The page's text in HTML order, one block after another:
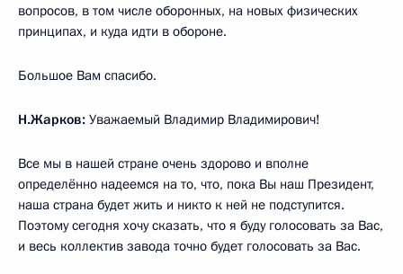
вопросов, в том числе оборонных, на новых физических
принципах, и куда идти в обороне.
Большое Вам спасибо.
Н.Жарков: Уважаемый Владимир Владимирович!
Все мы в нашей стране очень здорово и вполне
определённо надеемся на то, что, пока Вы наш Президент,
наша страна будет жить и никто к ней не подступится.
Поэтому сегодня хочу сказать, что я буду голосовать за Вас,
и весь коллектив завода точно будет голосовать за Вас.